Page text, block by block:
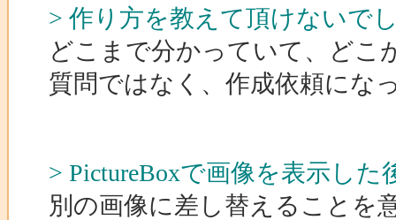
> 作り方を教えて頂けないで
どこまで分かっていて、どこ
質問ではなく、作成依頼にな
> PictureBoxで画像を表示し
別の画像に差し替えることを